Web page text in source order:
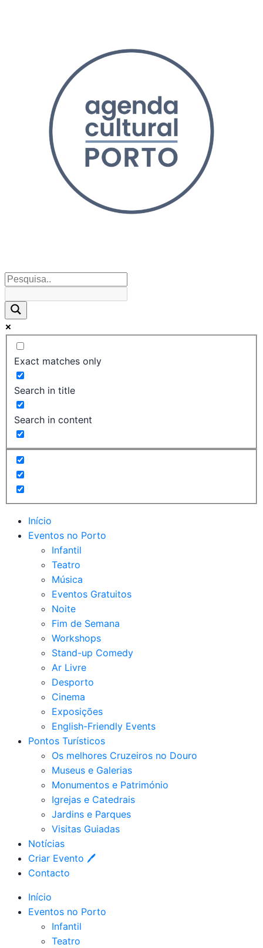
Exact matches only
Search in title
Search in content
Início
Eventos no Porto
Infantil
Teatro
Música
Eventos Gratuitos
Noite
Fim de Semana
Workshops
Stand-up Comedy
Ar Livre
Desporto
Cinema
Exposições
English-Friendly Events
Pontos Turísticos
Os melhores Cruzeiros no Douro​
Museus e Galerias
Monumentos e Património
Igrejas e Catedrais
Jardins e Parques
Visitas Guiadas
Notícias
Criar Evento 🖊
Contacto
Início
Eventos no Porto
Infantil
Teatro